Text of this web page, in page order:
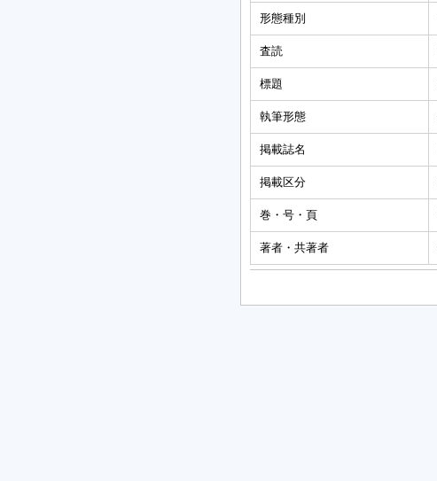
形態種別
査読
標題
執筆形態
掲載誌名
掲載区分
巻・号・頁
著者・共著者